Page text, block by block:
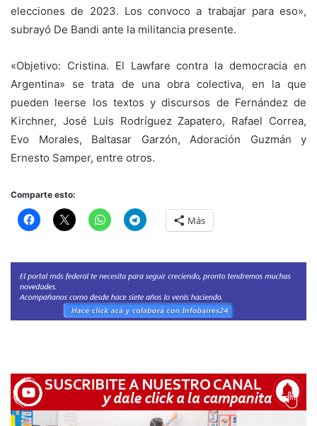
elecciones de 2023. Los convoco a trabajar para eso»,
subrayó De Bandi ante la militancia presente.
«Objetivo: Cristina. El Lawfare contra la democracia en
Argentina» se trata de una obra colectiva, en la que
pueden leerse los textos y discursos de Fernández de
Kirchner, José Luis Rodríguez Zapatero, Rafael Correa,
Evo Morales, Baltasar Garzón, Adoración Guzmán y
Ernesto Samper, entre otros.
Comparte esto:
Más